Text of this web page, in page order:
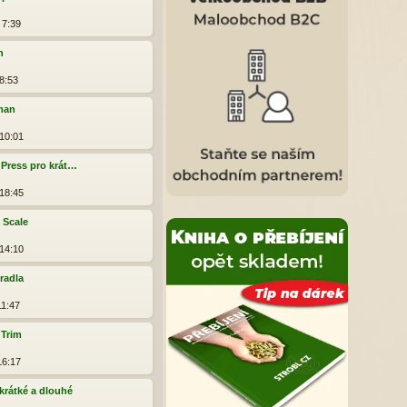
7:39
Press pro krát…
Scale
a dlouhé